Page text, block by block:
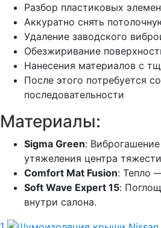
Разбор пластиковых
Аккуратно снять
Удаление заводского
Обезжиривание
Нанесения материалов с
После этого потребуется
последовательности
Материалы:
Sigma Green:
утяжеления центра
Comfort Mat Fusion: Тепло
Soft Wave Expert 15:
внутри салона.